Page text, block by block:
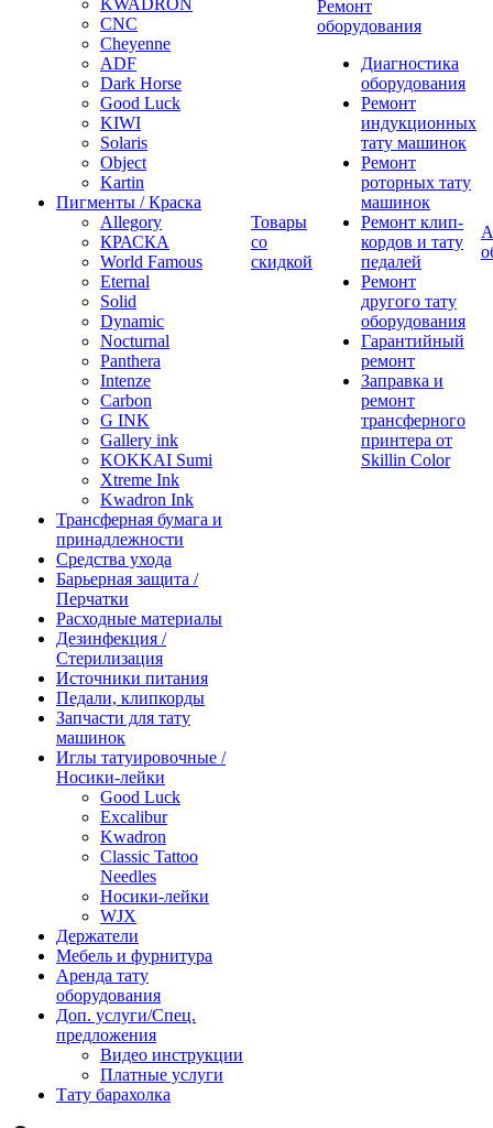
KWADRON
CNC
Cheyenne
ADF
Dark Horse
Good Luck
KIWI
Solaris
Object
Kartin
Пигменты / Краска
Allegory
КРАСКА
World Famous
Eternal
Solid
Dynamic
Nocturnal
Panthera
Intenze
Carbon
G INK
Gallery ink
KOKKAI Sumi
Xtreme Ink
Kwadron Ink
Трансферная бумага и
принадлежности
Средства ухода
Барьерная защита /
Перчатки
Расходные материалы
Дезинфекция /
Стерилизация
Источники питания
Педали, клипкорды
Запчасти для тату
машинок
Иглы татуировочные /
Носики-лейки
Good Luck
Excalibur
Kwadron
Classic Tattoo
Needles
Носики-лейки
WJX
Держатели
Мебель и фурнитура
Аренда тату
оборудования
Доп. услуги/Спец.
предложения
Видео инструкции
Платные услуги
Тату барахолка
Товары
со
скидкой
Ремонт
оборудования
Диагностика
оборудования
Ремонт
индукционных
тату машинок
Ремонт
роторных тату
машинок
Ремонт клип-
кордов и тату
педалей
Ремонт
другого тату
оборудования
Гарантийный
ремонт
Заправка и
ремонт
трансферного
принтера от
Skillin Color